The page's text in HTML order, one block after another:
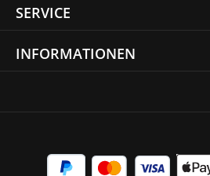
SERVICE
INFORMATIONEN